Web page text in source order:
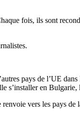
fois, ils sont
pays de l’UE
s’installer en
vers les pays